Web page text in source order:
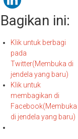
Bagikan ini:
Klik untuk berbagi
pada
Twitter(Membuka di
jendela yang baru)
Klik untuk
membagikan di
Facebook(Membuka
di jendela yang baru)